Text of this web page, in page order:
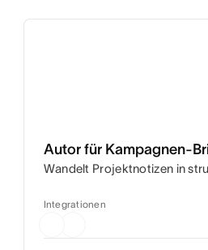
Autor für Kampagnen-
Wandelt Projektnotizen in
Integrationen